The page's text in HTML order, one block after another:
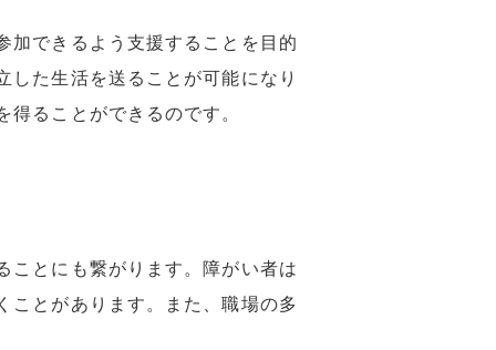
加できるよう支援することを目的
た生活を送ることが可能になり
ることができるのです。
ことにも繋がります。障がい者は
ことがあります。また、職場の多